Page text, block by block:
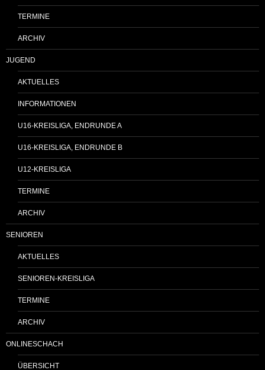
TERMINE
ARCHIV
JUGEND
AKTUELLES
INFORMATIONEN
U16-KREISLIGA, ENDRUNDE A
U16-KREISLIGA, ENDRUNDE B
U12-KREISLIGA
TERMINE
ARCHIV
SENIOREN
AKTUELLES
SENIOREN-KREISLIGA
TERMINE
ARCHIV
ONLINESCHACH
ÜBERSICHT